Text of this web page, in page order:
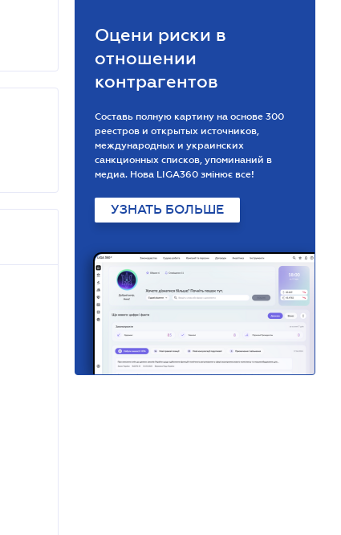
Оцени риски в
отношении
контрагентов
Составь полную картину на основе 300
реестров и открытых источников,
международных и украинских
санкционных списков, упоминаний в
медиа. Нова LIGA360 змінює все!
УЗНАТЬ БОЛЬШЕ